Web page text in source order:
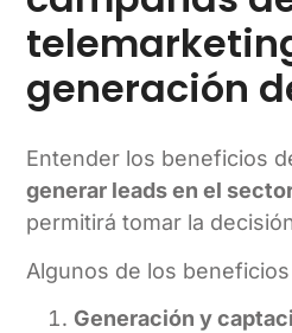
generación
Entender los beneficios
generar leads en el
permitirá tomar la
Algunos de los
Generación y